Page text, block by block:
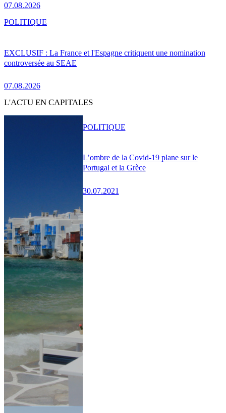
07.08.2026
EXCLUSIF : La France et l'Espagne critiquent une nomination
controversée au SEAE
07.08.2026
POLITIQUE
L'ACTU EN CAPITALES
L’ombre de la Covid-19 plane sur le
Portugal et la Grèce
30.07.2021
POLITIQUE